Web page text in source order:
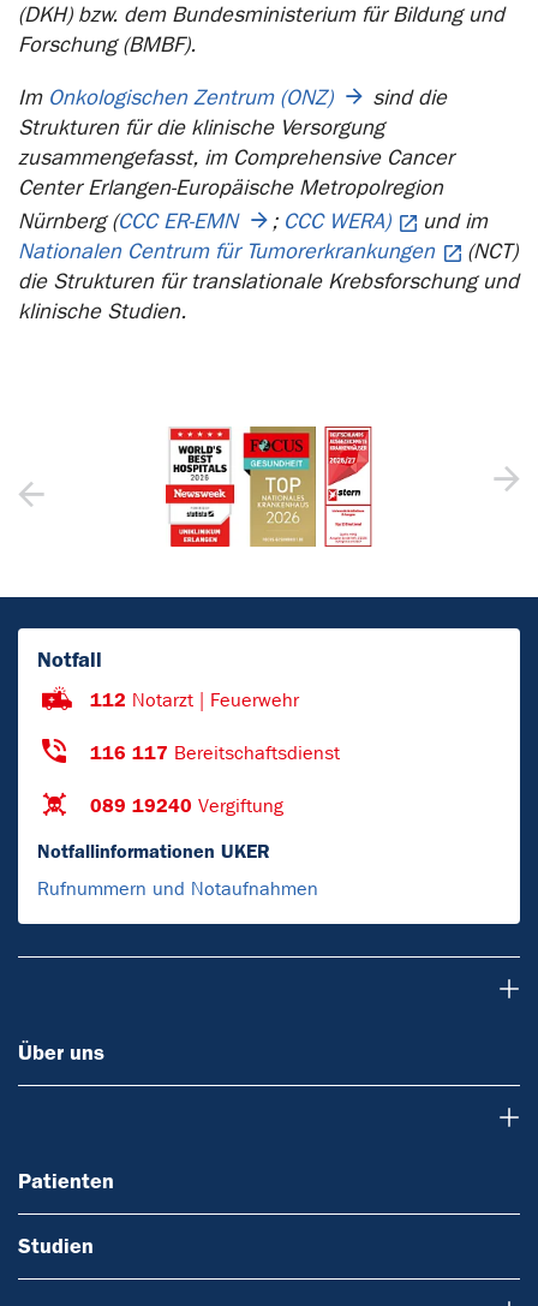
(DKH) bzw. dem Bundesministerium für Bildung und
Forschung (BMBF).
Im Onkologischen Zentrum (ONZ)
sind die
Strukturen für die klinische Versorgung
zusammengefasst, im Comprehensive Cancer
Center Erlangen-Europäische Metropolregion
Nürnberg (CCC ER-EMN ; CCC WERA)
und im
Nationalen Centrum für Tumorerkrankungen
(NCT)
die Strukturen für translationale Krebsforschung und
klinische Studien.
Notfall
112 Notarzt | Feuerwehr
116 117 Bereitschaftsdienst
089 19240 Vergiftung
Notfallinformationen UKER
Rufnummern und Notaufnahmen
Über uns
Patienten
Studien